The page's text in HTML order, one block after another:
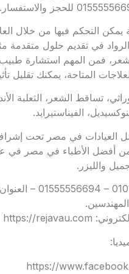
يمكن التحكم فيها من خلال
في تقديم حلول متقدمة
فمن المهم استشارة
المتاحة، يمكنك تقليل
تساقط الشعر، الثعلبة
الفيناستيرايد.
العيادات في مصر تحت إشراف
من أفضل الأطباء في مصر في
والليزر.
https://rejavau.com
https://